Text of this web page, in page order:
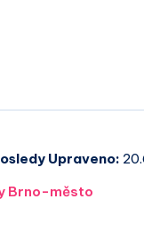
Upraveno:
Brno-město